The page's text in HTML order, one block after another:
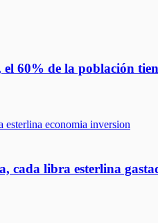
el 60% de la población
cada libra esterlina